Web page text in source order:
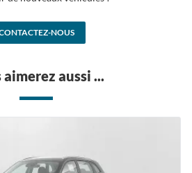
NOUS
aimerez aussi ...